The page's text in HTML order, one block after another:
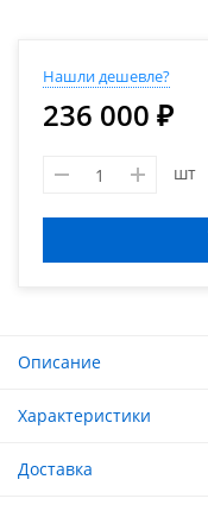
Нашли дешевле?
236 000 ₽
шт
Описание
Характеристики
Доставка